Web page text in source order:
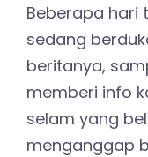
Beberapa hari
sedang
beritanya,
memberi info
selam yang
menganggap